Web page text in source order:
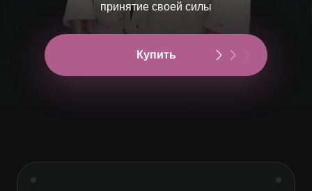
Купить
принятие своей силы